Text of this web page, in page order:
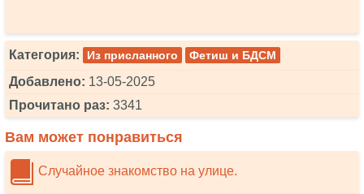
Категория: Из присланного Фетиш и БДСМ
Добавлено: 13-05-2025
Прочитано раз: 3341
Вам может понравиться
Случайное знакомство на улице.